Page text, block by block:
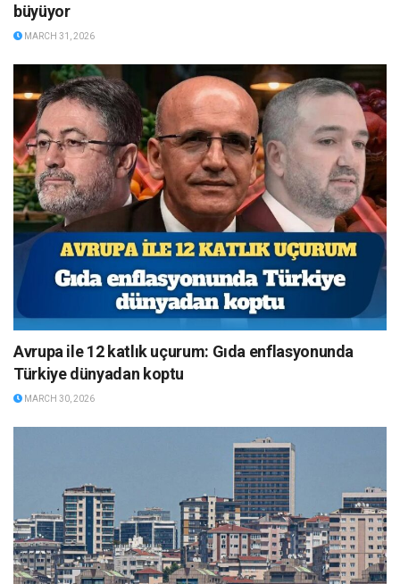
büyüyor
MARCH 31, 2026
Avrupa ile 12 katlık uçurum: Gıda enflasyonunda
Türkiye dünyadan koptu
MARCH 30, 2026